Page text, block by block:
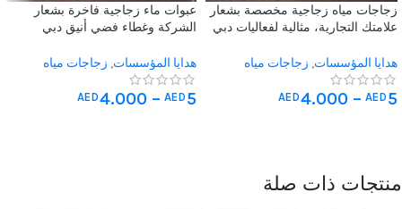
زجاجات مياه زجاجية مخصصة بشعار
علامتك التجارية، مثالية لفعاليات دبي
هدايا المؤسسات, زجاجات مياه
مخصصة
AED 5
–
AED4.000
عبوات ماء زجاجية فاخرة بشعار
الشركة وغطاء فضي أنيق دبي
هدايا المؤسسات, زجاجات مياه
مخصصة
AED 5
–
AED4.000
منتجات ذات صلة